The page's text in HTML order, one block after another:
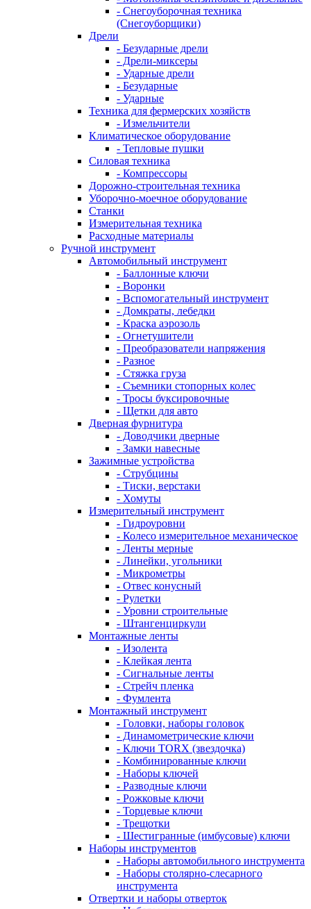
- Снегоуборочная техника
(Снегоуборщики)
Дрели
- Безударные дрели
- Дрели-миксеры
- Ударные дрели
- Безударные
- Ударные
Техника для фермерских хозяйств
- Измельчители
Климатическое оборудование
- Тепловые пушки
Силовая техника
- Компрессоры
Дорожно-строительная техника
Уборочно-моечное оборудование
Станки
Измерительная техника
Расходные материалы
Ручной инструмент
Автомобильный инструмент
- Баллонные ключи
- Воронки
- Вспомогательный инструмент
- Домкраты, лебедки
- Краска аэрозоль
- Огнетушители
- Преобразователи напряжения
- Разное
- Стяжка груза
- Съемники стопорных колес
- Тросы буксировочные
- Щетки для авто
Дверная фурнитура
- Доводчики дверные
- Замки навесные
Зажимные устройства
- Струбцины
- Тиски, верстаки
- Хомуты
Измерительный инструмент
- Гидроуровни
- Колесо измерительное механическое
- Ленты мерные
- Линейки, угольники
- Микрометры
- Отвес конусный
- Рулетки
- Уровни строительные
- Штангенциркули
Монтажные ленты
- Изолента
- Клейкая лента
- Сигнальные ленты
- Стрейч пленка
- Фумлента
Монтажный инструмент
- Головки, наборы головок
- Динамометрические ключи
- Ключи TORX (звездочка)
- Комбинированные ключи
- Наборы ключей
- Разводные ключи
- Рожковые ключи
- Торцевые ключи
- Трещотки
- Шестигранные (имбусовые) ключи
Наборы инструментов
- Наборы автомобильного инструмента
- Наборы столярно-слесарного
инструмента
Отвертки и наборы отверток